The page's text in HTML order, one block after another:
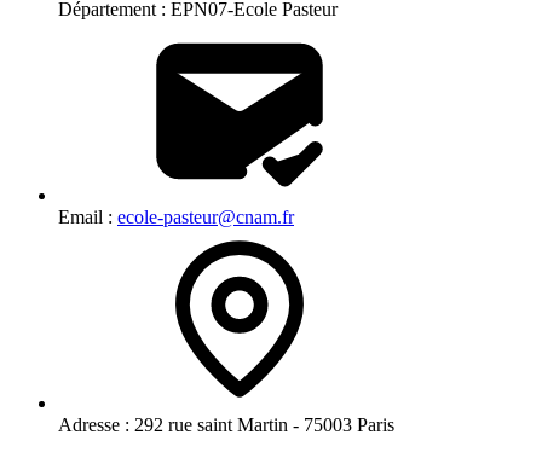
Département : EPN07-Ecole Pasteur
Email : ecole-pasteur@cnam.fr
Adresse : 292 rue saint Martin - 75003 Paris